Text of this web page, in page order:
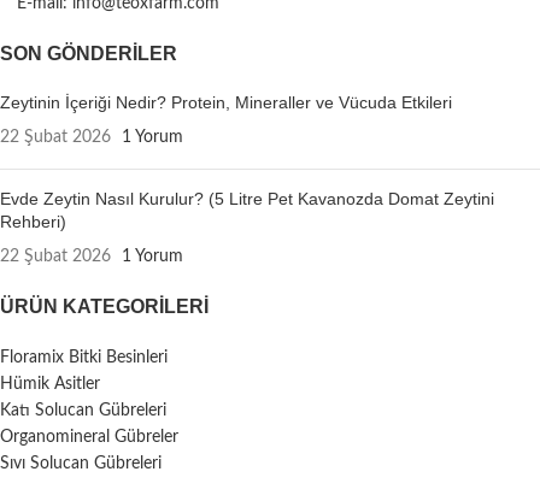
E-mail: info@teoxfarm.com
SON GÖNDERILER
Zeytinin İçeriği Nedir? Protein, Mineraller ve Vücuda Etkileri
22 Şubat 2026 1 Yorum
Evde Zeytin Nasıl Kurulur? (5 Litre Pet Kavanozda Domat Zeytini
Rehberi)
22 Şubat 2026 1 Yorum
ÜRÜN KATEGORILERI
Floramix Bitki Besinleri
Hümik Asitler
Katı Solucan Gübreleri
Organomineral Gübreler
Sıvı Solucan Gübreleri